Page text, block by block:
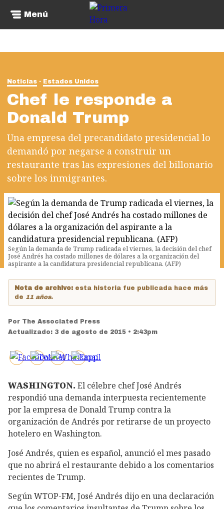
Menú
Noticias Estados Unidos
Chef le responde a
Donald Trump
Una empresa del precandidato presidencial lo
demandó por negarse a construir un
restaurante tras las expresiones del billonario
sobre los inmigrantes.
Según la demanda de Trump radicada el viernes, la decisión del chef
José Andrés ha costado millones de dólares a la organización del
aspirante a la candidatura presidencial republicana. (AFP)
Nota de archivo: esta historia fue publicada hace más
de 11 años.
Por The Associated Press
Actualizado: 3 de agosto de 2015 • 2:43pm
WASHINGTON. El célebre chef José Andrés
respondió una demanda interpuesta recientemente
por la empresa de Donald Trump contra la
organización de Andrés por retirarse de un proyecto
hotelero en Washington.
José Andrés, quien es español, anunció el mes pasado
que no abrirá el restaurante debido a los comentarios
recientes de Trump.
Según WTOP-FM, José Andrés dijo en una declaración